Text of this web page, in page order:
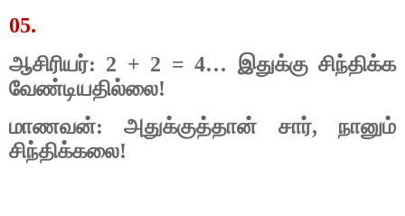
05.
ஆசிரியர்: 2 + 2 = 4… இதுக்கு சிந்திக்க
வேண்டியதில்லை!
மாணவன்: அதுக்குத்தான் சார், நானும்
சிந்திக்கலை!